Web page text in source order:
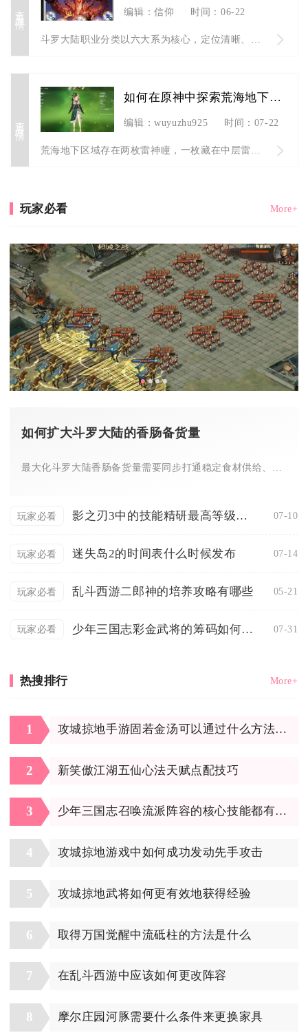
编辑：信仰 时间：06-22
查看详情
如何在原神中探索荒海地下雷神瞳
编辑：wuyuzhu925 时间：07-22
荒海地下区域存在两枚雷神瞳，一枚藏在中层雷屏障房间内，一枚位...
玩家必看 More+
如何扩大斗罗大陆的香肠备货量
玩家必看 影之刃3中的技能精研最高等级能达到几级 07-10
玩家必看 迷失岛2的时间表什么时候发布 07-14
玩家必看 乱斗西游二郎神的培养攻略有哪些 05-21
玩家必看 少年三国志彩金武将的筹码如何获得 07-31
热搜排行 More+
1 攻城掠地手游固若金汤可以通过什么方法获得
2 新笑傲江湖五仙心法天赋点配技巧
3 少年三国志召唤流派阵容的核心技能都有哪些
4 攻城掠地游戏中如何成功发动先手攻击
5 攻城掠地武将如何更有效地获得经验
6 取得万国觉醒中流砥柱的方法是什么
7 在乱斗西游中应该如何更改阵容
8 摩尔庄园河豚需要什么条件来更换家具